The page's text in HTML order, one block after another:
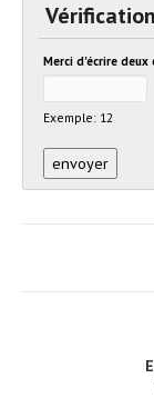
Vérification
Merci d'écrire
Exemple: 12